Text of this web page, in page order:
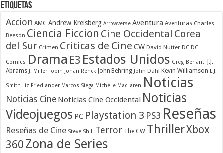
Etiquetas
Accion AMC Andrew Kreisberg Arrowverse Aventura Aventuras Charles
Beeson Ciencia Ficcion Cine Occidental Corea
del Sur Crimen Criticas de Cine CW David Nutter DC DC
Comics Drama E3 Estados Unidos Greg Berlanti J.J.
Abrams J. Miller Tobin Johan Renck John Behring John Dahl Kevin Williamson L.J.
Smith Liz Friedlander Marcos Siega Michelle MacLaren Noticias
Noticias Cine Noticias Cine Occidental Noticias
Videojuegos PC Playstation 3 PS3 Reseñas
Reseñas de Cine Steve Shill Terror The CW ThrillerXbox
360 Zona de Series